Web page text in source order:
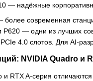
— надёжные
современная
P620 — одни из лучших
4.0 слотов. Для AI-
NVIDIA Quadro и
и RTX A-серия